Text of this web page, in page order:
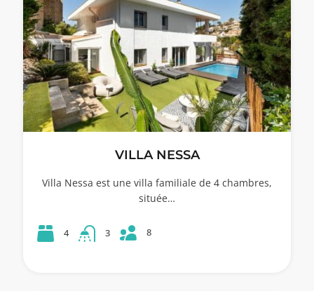
VILLA NESSA
Villa Nessa est une villa familiale de 4 chambres,
située…
4 3 8